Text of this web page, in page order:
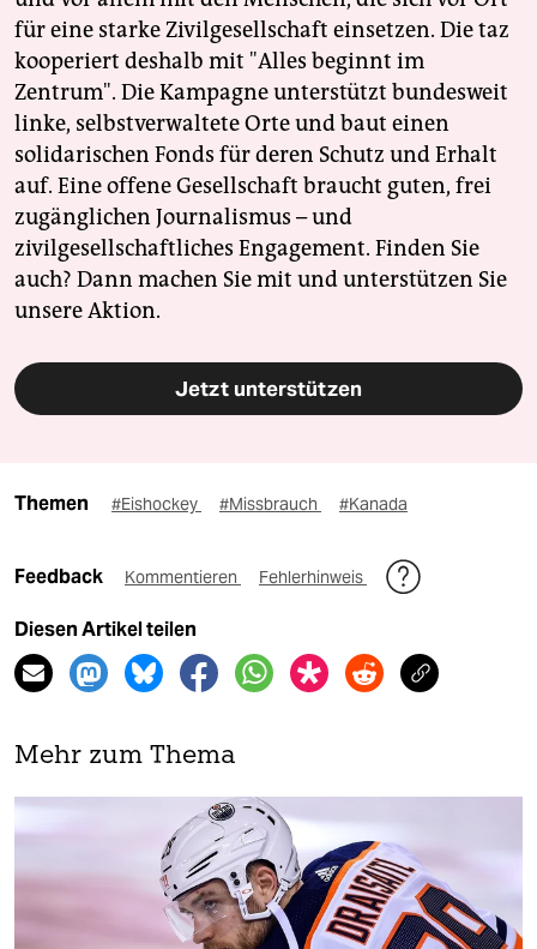
für eine starke Zivilgesellschaft einsetzen. Die taz
kooperiert deshalb mit "Alles beginnt im
Zentrum". Die Kampagne unterstützt bundesweit
linke, selbstverwaltete Orte und baut einen
solidarischen Fonds für deren Schutz und Erhalt
auf. Eine offene Gesellschaft braucht guten, frei
zugänglichen Journalismus – und
zivilgesellschaftliches Engagement. Finden Sie
auch? Dann machen Sie mit und unterstützen Sie
unsere Aktion.
Jetzt unterstützen
Themen #Eishockey #Missbrauch #Kanada
Feedback Kommentieren Fehlerhinweis
Diesen Artikel teilen
Mehr zum Thema